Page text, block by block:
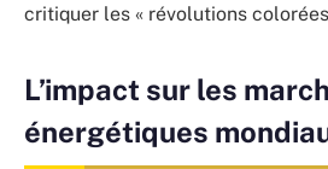
critiquer les « révolutions
L’impact sur les
énergétiques